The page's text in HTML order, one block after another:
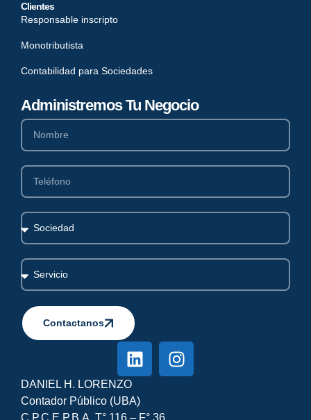
Administremos Tu Negocio
Contactanos
DANIEL H. LORENZO
Contador Público (UBA)
Clientes
Responsable inscripto
Monotributista
Contabilidad para Sociedades